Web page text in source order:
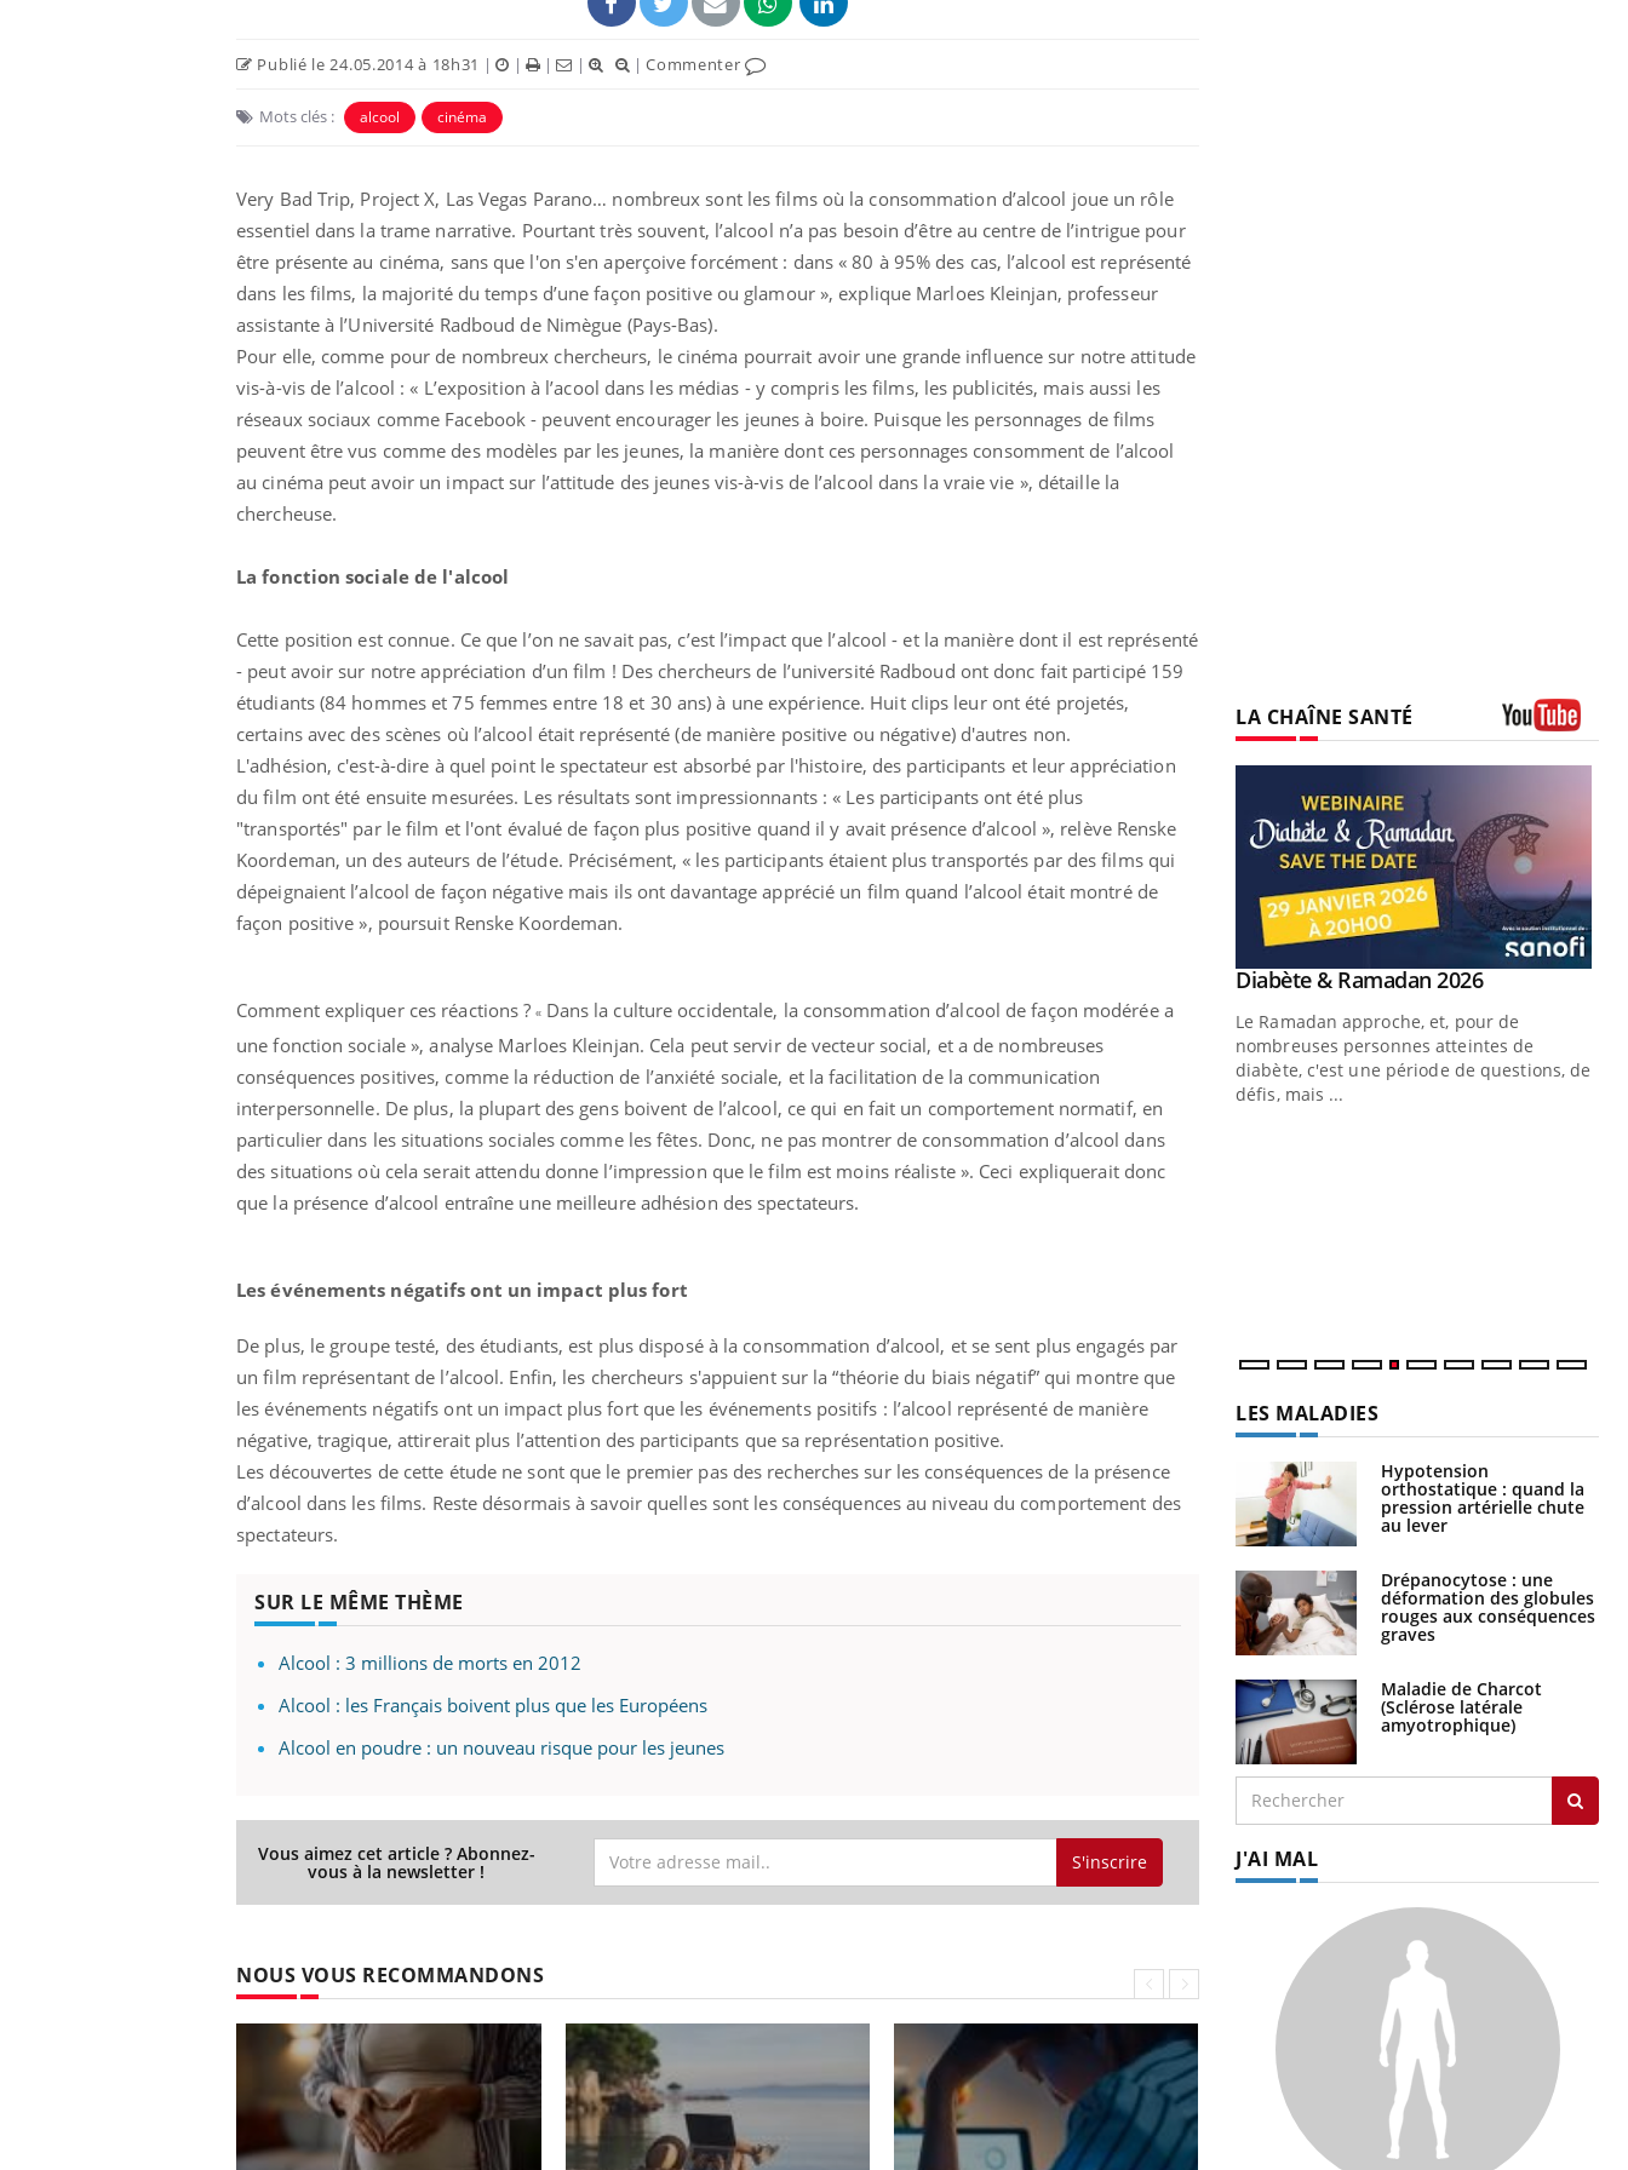
Publié le 24.05.2014 à 18h31 | | | | |Commenter
Mots clés : alcool cinéma
Very Bad Trip, Project X, Las Vegas Parano… nombreux sont les films où la consommation d’alcool joue un rôle
essentiel dans la trame narrative. Pourtant très souvent, l’alcool n’a pas besoin d’être au centre de l’intrigue pour
être présente au cinéma, sans que l'on s'en aperçoive forcément : dans « 80 à 95% des cas, l’alcool est représenté
dans les films, la majorité du temps d’une façon positive ou glamour », explique Marloes Kleinjan, professeur
assistante à l’Université Radboud de Nimègue (Pays-Bas).
Pour elle, comme pour de nombreux chercheurs, le cinéma pourrait avoir une grande influence sur notre attitude
vis-à-vis de l’alcool : « L’exposition à l’acool dans les médias - y compris les films, les publicités, mais aussi les
réseaux sociaux comme Facebook - peuvent encourager les jeunes à boire. Puisque les personnages de films
peuvent être vus comme des modèles par les jeunes, la manière dont ces personnages consomment de l’alcool
au cinéma peut avoir un impact sur l’attitude des jeunes vis-à-vis de l’alcool dans la vraie vie », détaille la
chercheuse.
La fonction sociale de l'alcool
Cette position est connue. Ce que l’on ne savait pas, c’est l’impact que l’alcool - et la manière dont il est représenté
- peut avoir sur notre appréciation d’un film ! Des chercheurs de l’université Radboud ont donc fait participé 159
étudiants (84 hommes et 75 femmes entre 18 et 30 ans) à une expérience. Huit clips leur ont été projetés,
certains avec des scènes où l’alcool était représenté (de manière positive ou négative) d'autres non.
L'adhésion, c'est-à-dire à quel point le spectateur est absorbé par l'histoire, des participants et leur appréciation
du film ont été ensuite mesurées. Les résultats sont impressionnants : « Les participants ont été plus
"transportés" par le film et l'ont évalué de façon plus positive quand il y avait présence d’alcool », relève Renske
Koordeman, un des auteurs de l’étude. Précisément, « les participants étaient plus transportés par des films qui
dépeignaient l’alcool de façon négative mais ils ont davantage apprécié un film quand l’alcool était montré de
façon positive », poursuit Renske Koordeman.
Comment expliquer ces réactions ?« Dans la culture occidentale, la consommation d’alcool de façon modérée a
une fonction sociale », analyse Marloes Kleinjan. Cela peut servir de vecteur social, et a de nombreuses
conséquences positives, comme la réduction de l’anxiété sociale, et la facilitation de la communication
interpersonnelle. De plus, la plupart des gens boivent de l’alcool, ce qui en fait un comportement normatif, en
particulier dans les situations sociales comme les fêtes. Donc, ne pas montrer de consommation d’alcool dans
des situations où cela serait attendu donne l’impression que le film est moins réaliste ». Ceci expliquerait donc
que la présence d’alcool entraîne une meilleure adhésion des spectateurs.
Les événements négatifs ont un impact plus fort
De plus, le groupe testé, des étudiants, est plus disposé à la consommation d’alcool, et se sent plus engagés par
un film représentant de l’alcool. Enfin, les chercheurs s'appuient sur la “théorie du biais négatif” qui montre que
les événements négatifs ont un impact plus fort que les événements positifs : l’alcool représenté de manière
négative, tragique, attirerait plus l’attention des participants que sa représentation positive.
Les découvertes de cette étude ne sont que le premier pas des recherches sur les conséquences de la présence
d’alcool dans les films. Reste désormais à savoir quelles sont les conséquences au niveau du comportement des
spectateurs.
SUR LE MÊME THÈME
Alcool : 3 millions de morts en 2012
Alcool : les Français boivent plus que les Européens
Alcool en poudre : un nouveau risque pour les jeunes
Vous aimez cet article ? Abonnez-
vous à la newsletter ! S'inscrire
NOUS VOUS RECOMMANDONS
LA CHAÎNE SANTÉ
Insuline & Charge mentale : et si on
osait en parler?? Youtube
En 2026, l'insuline dans le diabète de type 2
reste entourée d'idées reçues chez les
patients comme parfois chez les soignants.
préparer pour l’été !Youtube
L'été arrive… et avec lui, un tout nouveau
rythme de vie ! Vacances, plage, piscine,
soleil, activités en plein air… Nos mains
sont ...
Youtube
Diabète & Ramadan 2026Youtube
Le Ramadan approche, et, pour de
nombreuses personnes atteintes de
diabète, c'est une période de questions, de
défis, mais ...
Youtube
Un « jumeau numérique » pour
préventive Youtube
Un établissement lié à un groupe
mutualiste innove en matière de bilan de
orthostatique : quand la
pression artérielle chute
au lever
déformation des globules
rouges aux conséquences
graves
(Sclérose latérale
amyotrophique)